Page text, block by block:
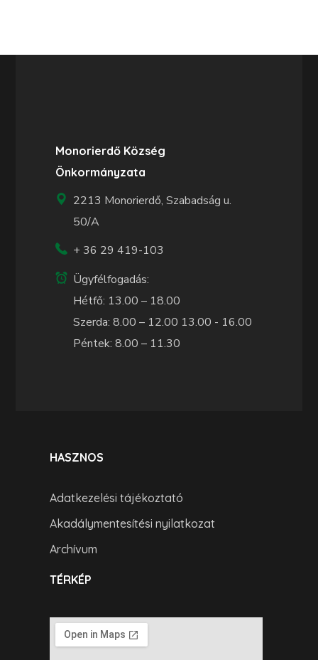
Monorierdő Község
Önkormányzata
2213 Monorierdő, Szabadság u.
50/A
+ 36 29 419-103
Ügyfélfogadás:
Hétfő: 13.00 – 18.00
Szerda: 8.00 – 12.00 13.00 - 16.00
Péntek: 8.00 – 11.30
HASZNOS
Adatkezelési tájékoztató
Akadálymentesítési nyilatkozat
Archívum
TÉRKÉP